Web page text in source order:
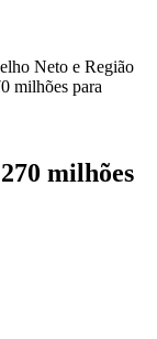
Neto e Região
milhões para
milhões